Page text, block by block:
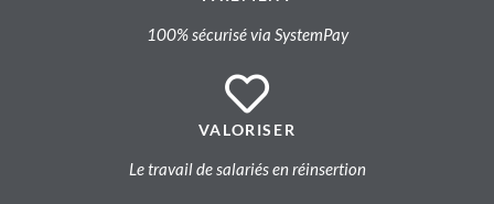
100% sécurisé via SystemPay
VALORISER
Le travail de salariés en réinsertion